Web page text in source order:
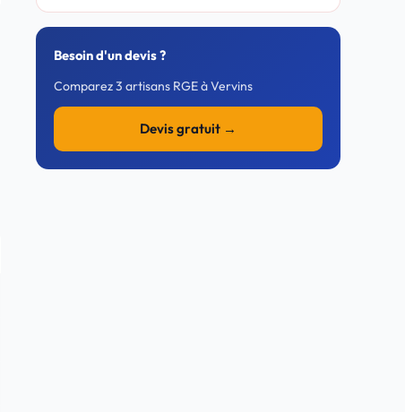
Besoin d'un devis ?
Comparez 3 artisans RGE à Vervins
Devis gratuit →